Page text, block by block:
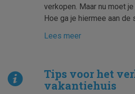
verkopen. Maar nu moet
Hoe ga je hiermee aan de
Lees meer
Tips voor het
vakantiehuis